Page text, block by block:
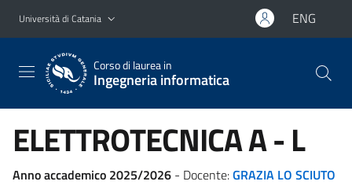
Vai al contenuto principale
Vai al menu di navigazione
Università di Catania ENG
Corso di laurea in
Ingegneria informatica
ELETTROTECNICAA - L
Anno accademico 2025/2026 - Docente:GRAZIA LO SCIUTO